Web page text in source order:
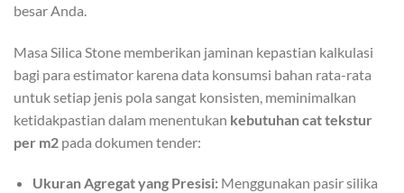
besar Anda.
Masa Silica Stone memberikan jaminan kepastian kalkulasi
bagi para estimator karena data konsumsi bahan rata-rata
untuk setiap jenis pola sangat konsisten, meminimalkan
ketidakpastian dalam menentukan kebutuhan cat tekstur
per m2 pada dokumen tender:
Ukuran Agregat yang Presisi:Menggunakan pasir silika